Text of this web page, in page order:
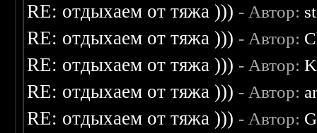
RE: отдыхаем от тяжа ))) - Автор:
RE: отдыхаем от тяжа ))) - Автор:
RE: отдыхаем от тяжа ))) - Автор:
RE: отдыхаем от тяжа ))) - Автор:
RE: отдыхаем от тяжа ))) - Автор: